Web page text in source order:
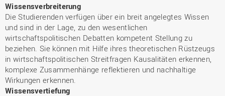
Wissensverbreiterung
Die Studierenden verfügen über ein breit angelegtes Wissen
und sind in der Lage, zu den wesentlichen
wirtschaftspolitischen Debatten kompetent Stellung zu
beziehen. Sie können mit Hilfe ihres theoretischen Rüstzeugs
in wirtschaftspolitischen Streitfragen Kausalitäten erkennen,
komplexe Zusammenhänge reflektieren und nachhaltige
Wirkungen erkennen.
Wissensvertiefung